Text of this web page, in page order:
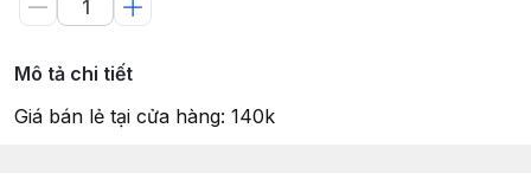
Mô tả chi tiết
Giá bán lẻ tại cửa hàng: 140k